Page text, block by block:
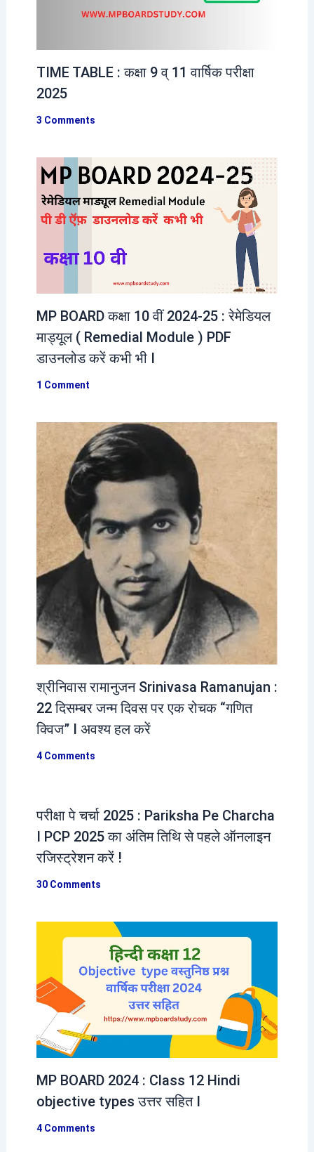
TIME TABLE : कक्षा 9 व् 11 वार्षिक परीक्षा
2025
3 Comments
MP BOARD कक्षा 10 वीं 2024-25 : रेमेडियल
माड्यूल ( Remedial Module ) PDF
डाउनलोड करें कभी भी I
1 Comment
श्रीनिवास रामानुजन Srinivasa Ramanujan :
22 दिसम्बर जन्म दिवस पर एक रोचक “गणित
क्विज” I अवश्य हल करें
4 Comments
परीक्षा पे चर्चा 2025 : Pariksha Pe Charcha
I PCP 2025 का अंतिम तिथि से पहले ऑनलाइन
रजिस्ट्रेशन करें !
30 Comments
MP BOARD 2024 : Class 12 Hindi
objective types उत्तर सहित I
4 Comments